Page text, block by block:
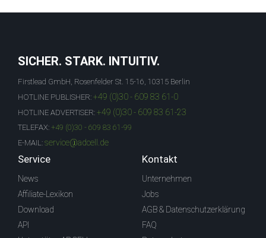
SICHER. STARK. INTUITIV.
Firstlead GmbH, Rosenfelder St. 15-16, 10315 Berlin
HOTLINE PUBLISHER: +49 (0)30 - 609 83 61-0
HOTLINE ADVERTISER: +49 (0)30 - 609 83 61-23
TELEFAX: +49 (0)30 - 609 83 61-99
E-MAIL: service@adcell.de
Service
News
Affiliate-Lexikon
Download
API
Kontakt
Unternehmen
Jobs
AGB & Datenschutzerklärung
FAQ